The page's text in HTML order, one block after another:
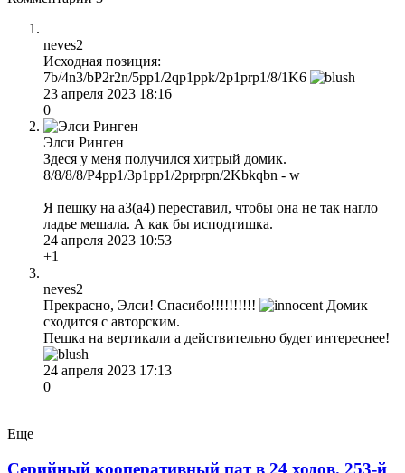
neves2
Исходная позиция:
7b/4n3/bP2r2n/5pp1/2qp1ppk/2p1prp1/8/1K6
23 апреля 2023 18:16
0
Элси Ринген
Здеся у меня получился хитрый домик.
8/8/8/8/P4pp1/3p1pp1/2prprpn/2Kbkqbn - w
Я пешку на а3(а4) переставил, чтобы она не так нагло
ладье мешала. А как бы исподтишка.
24 апреля 2023 10:53
+1
neves2
Прекрасно, Элси! Спасибо!!!!!!!!!!
Домик
сходится с авторским.
Пешка на вертикали a действительно будет интереснее!
24 апреля 2023 17:13
0
Еще
Серийный кооперативный пат в 24 ходов. 253-й